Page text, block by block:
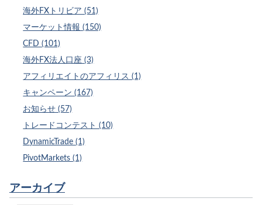
海外FXトリビア (51)
マーケット情報 (150)
CFD (101)
海外FX法人口座 (3)
アフィリエイトのアフィリス (1)
キャンペーン (167)
お知らせ (57)
トレードコンテスト (10)
DynamicTrade (1)
PivotMarkets (1)
アーカイブ